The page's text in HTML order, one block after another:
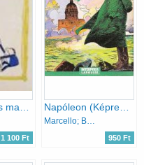
1 100 Ft
Napóleon (Képregény)
Marcello; Buzzelli; Manara
950 Ft